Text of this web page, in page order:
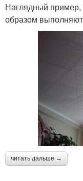
Наглядный пример,
образом
читать дальше →